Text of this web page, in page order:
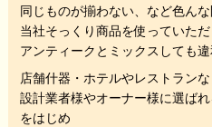
同じものが揃わない、 など色ん
当社そっくり商品を使っていただ
アンティークとミックスしても違
店舗什器・ホテルやレストラン
設計業者様やオーナー様に選ば
をはじめ